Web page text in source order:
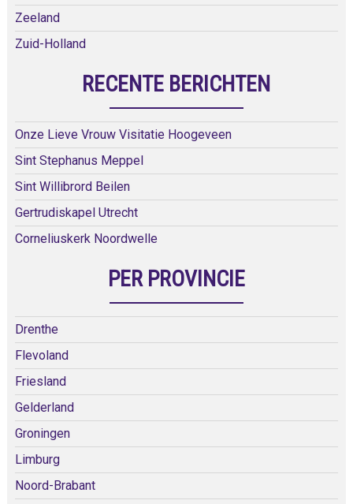
Zeeland
Zuid-Holland
RECENTE BERICHTEN
Onze Lieve Vrouw Visitatie Hoogeveen
Sint Stephanus Meppel
Sint Willibrord Beilen
Gertrudiskapel Utrecht
Corneliuskerk Noordwelle
PER PROVINCIE
Drenthe
Flevoland
Friesland
Gelderland
Groningen
Limburg
Noord-Brabant